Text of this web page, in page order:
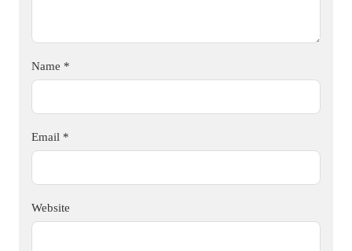
Name *
Email *
Website